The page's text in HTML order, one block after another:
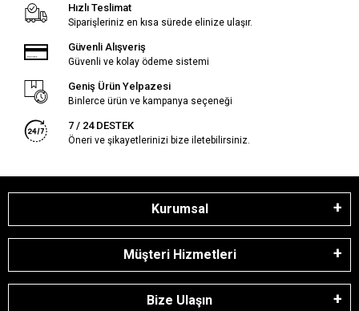
Hızlı Teslimat
Siparişleriniz en kısa sürede elinize ulaşır.
Güvenli Alışveriş
Güvenli ve kolay ödeme sistemi
Geniş Ürün Yelpazesi
Binlerce ürün ve kampanya seçeneği
7 / 24 DESTEK
Öneri ve şikayetlerinizi bize iletebilirsiniz.
Kurumsal
Müşteri Hizmetleri
Bize Ulaşın